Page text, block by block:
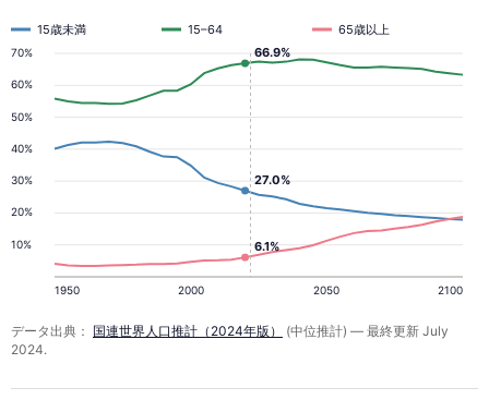
10%
20%
30%
40%
50%
60%
70%
1950 2000 2050 2100
15歳未満 15–64 65歳以上
27.0%
6.1%
66.9%
データ出典： 国連世界人口推計（2024年版）
(中位推計) — 最終更新 July
2024.